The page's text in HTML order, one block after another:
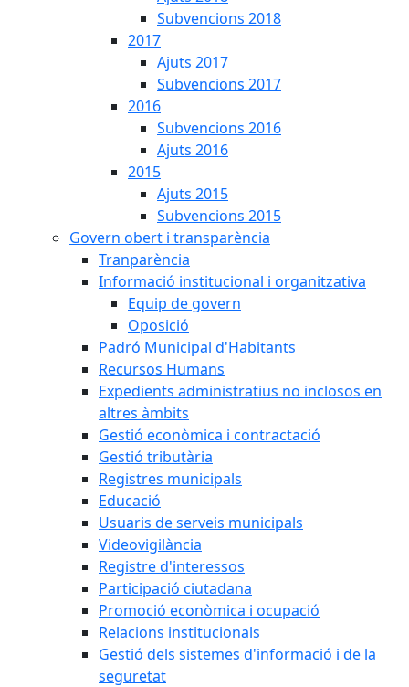
Subvencions 2018
2017
Ajuts 2017
Subvencions 2017
2016
Subvencions 2016
Ajuts 2016
2015
Ajuts 2015
Subvencions 2015
Govern obert i transparència
Tranparència
Informació institucional i organitzativa
Equip de govern
Oposició
Padró Municipal d'Habitants
Recursos Humans
Expedients administratius no inclosos en
altres àmbits
Gestió econòmica i contractació
Gestió tributària
Registres municipals
Educació
Usuaris de serveis municipals
Videovigilància
Registre d'interessos
Participació ciutadana
Promoció econòmica i ocupació
Relacions institucionals
Gestió dels sistemes d'informació i de la
seguretat